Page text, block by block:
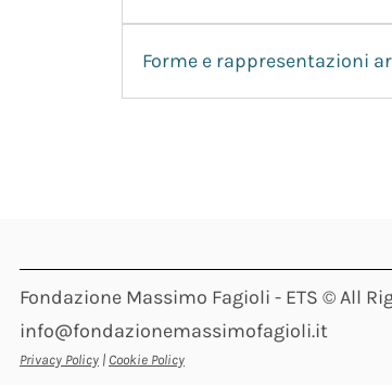
Forme e rappresentazioni
Fondazione Massimo Fagioli - ETS © All
info@fondazionemassimofagioli.it
Privacy Policy | Cookie Policy